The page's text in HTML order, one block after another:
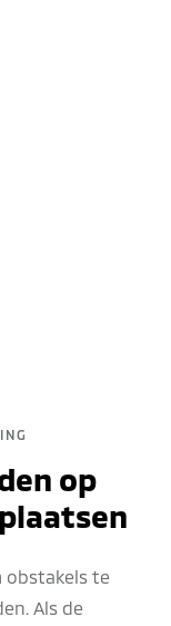
op
obstakels te
Als de